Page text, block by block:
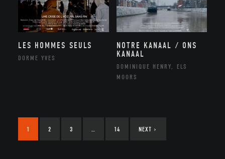
LES HOMMES SEULS
DORME YVES
NOTRE KANAAL / ONS
KANAAL
DOMINIQUE HENRY, ELS
MOORS
1 2 3 … 14 NEXT ›